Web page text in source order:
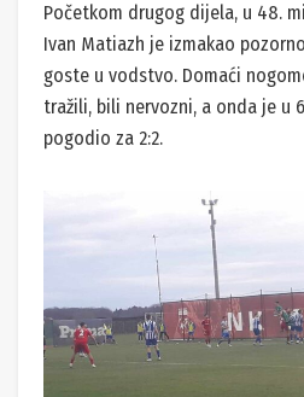
Početkom drugog dijela, u 48.
Ivan Matiazh je izmakao
goste u vodstvo. Domaći
tražili, bili nervozni, a onda je u
pogodio za 2:2.